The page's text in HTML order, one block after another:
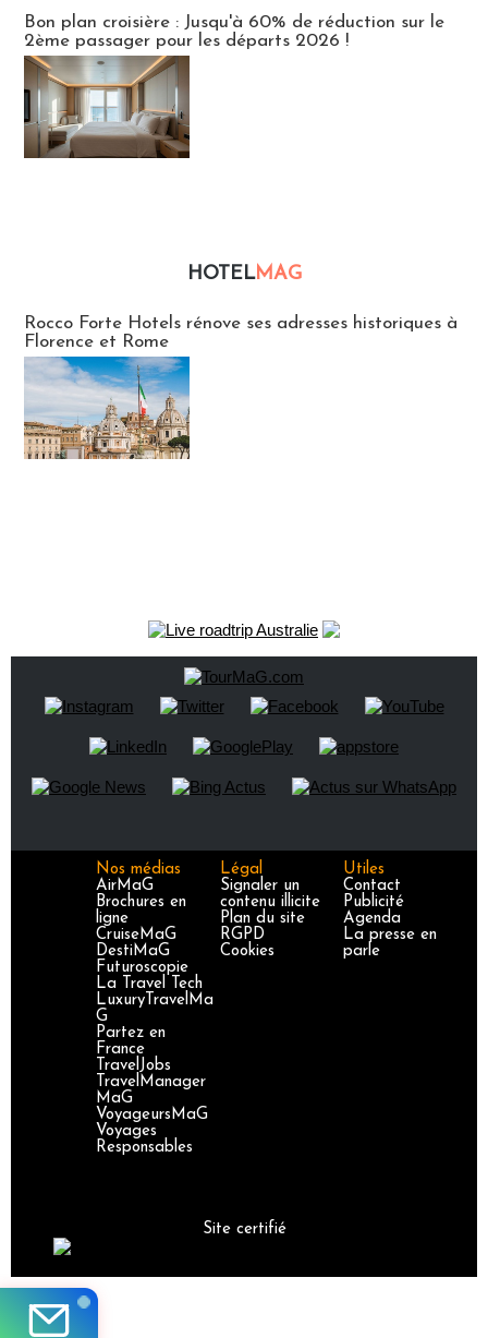
Bon plan croisière : Jusqu'à 60% de réduction sur le
2ème passager pour les départs 2026 !
HOTELMAG
Rocco Forte Hotels rénove ses adresses historiques à
Florence et Rome
Nos médias
AirMaG
Brochures en
ligne
CruiseMaG
DestiMaG
Futuroscopie
La Travel Tech
LuxuryTravelMa
G
Partez en
France
TravelJobs
TravelManager
MaG
VoyageursMaG
Voyages
Responsables
Légal
Signaler un
contenu illicite
Plan du site
RGPD
Cookies
Utiles
Contact
Publicité
Agenda
La presse en
parle
Site certifié